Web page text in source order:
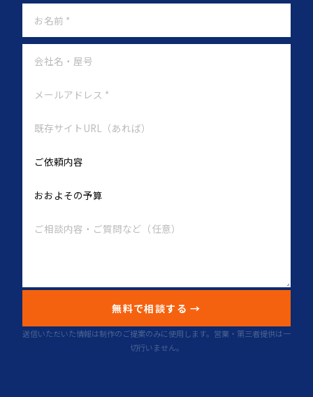
無料で相談する →
送信いただいた情報は制作のご提案のみに使用します。営業・第三者提供は一
切行いません。